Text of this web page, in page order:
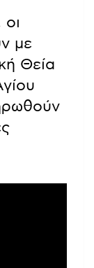
με
Θεία